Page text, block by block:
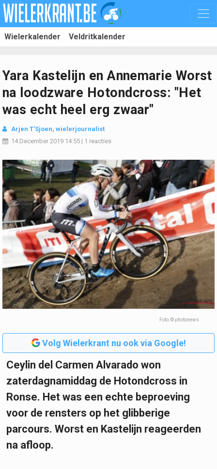
Wielerkalender Veldritkalender
Yara Kastelijn en Annemarie Worst
na loodzware Hotondcross: "Het
was echt heel erg zwaar"
Arjen T'Sjoen, wielerjournalist
14 December 2019 14:55 | 1 reacties
Foto: © photonews
Volg Wielerkrant nu ook via Google!
Ceylin del Carmen Alvarado won
zaterdagnamiddag de Hotondcross in
Ronse. Het was een echte beproeving
voor de rensters op het glibberige
parcours. Worst en Kastelijn reageerden
na afloop.